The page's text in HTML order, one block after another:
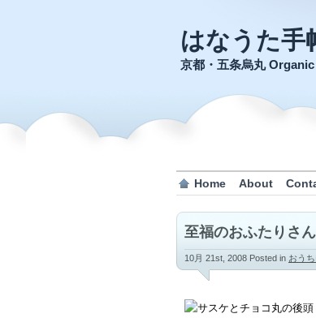
はなうた手
京都・五条烏丸
Home About
至福のおふたりさん
10月 21st, 2008 Posted in おう